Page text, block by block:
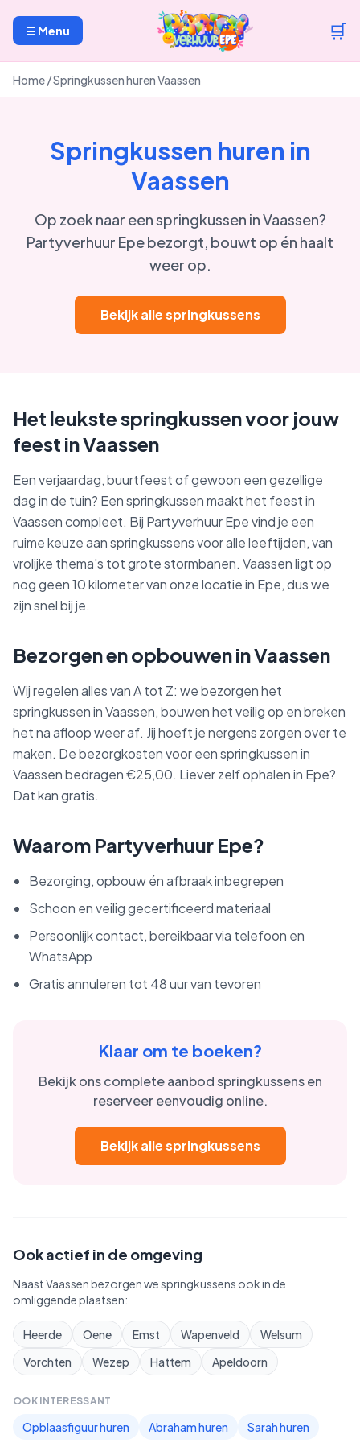
☰ Menu 🛒
Home/Springkussen huren Vaassen
Springkussen huren in
Vaassen
Op zoek naar een springkussen in Vaassen?
Partyverhuur Epe bezorgt, bouwt op én haalt
weer op.
Bekijk alle springkussens
Het leukste springkussen voor jouw
feest in Vaassen
Een verjaardag, buurtfeest of gewoon een gezellige
dag in de tuin? Een springkussen maakt het feest in
Vaassen compleet. Bij Partyverhuur Epe vind je een
ruime keuze aan springkussens voor alle leeftijden, van
vrolijke thema's tot grote stormbanen. Vaassen ligt op
nog geen 10 kilometer van onze locatie in Epe, dus we
zijn snel bij je.
Bezorgen en opbouwen in Vaassen
Wij regelen alles van A tot Z: we bezorgen het
springkussen in Vaassen, bouwen het veilig op en breken
het na afloop weer af. Jij hoeft je nergens zorgen over te
maken. De bezorgkosten voor een springkussen in
Vaassen bedragen €25,00. Liever zelf ophalen in Epe?
Dat kan gratis.
Waarom Partyverhuur Epe?
Bezorging, opbouw én afbraak inbegrepen
Schoon en veilig gecertificeerd materiaal
Persoonlijk contact, bereikbaar via telefoon en
WhatsApp
Gratis annuleren tot 48 uur van tevoren
Klaar om te boeken?
Bekijk ons complete aanbod springkussens en
reserveer eenvoudig online.
Bekijk alle springkussens
Ook actief in de omgeving
NaastVaassenbezorgen we springkussens ook in de
omliggende plaatsen:
Heerde Oene Emst Wapenveld
Welsum
Vorchten
Wezep Hattem Apeldoorn
OOK INTERESSANT
Opblaasfiguur huren Abraham huren Sarah huren